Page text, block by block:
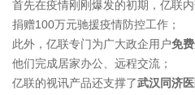
首先在疫情刚刚爆发的初期，亿联
捐赠100万元驰援疫情防控工作；
此外，亿联专门为广大政企用户免
他们完成居家办公、远程交流；
亿联的视讯产品还支撑了武汉同济